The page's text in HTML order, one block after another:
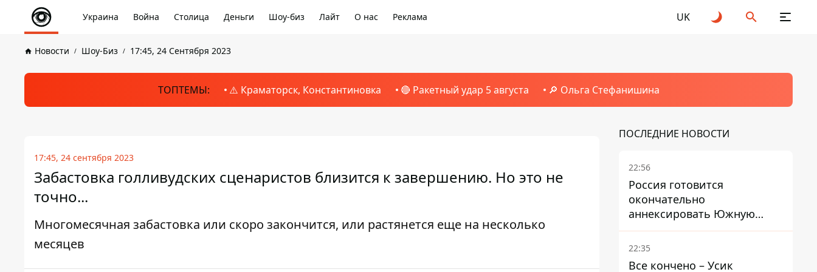
Украина Война Столица Деньги Шоу-биз Лайт О нас Реклама UK
Новости Шоу-Биз 17:45, 24 Сентября 2023
ТОПТЕМЫ: ⚠️ Краматорск, Константиновка 🔴 Ракетный удар 5 августа 🔎 Ольга Стефанишина
17:45, 24 сентября 2023
Забастовка голливудских сценаристов близится к завершению. Но это не
точно...
Многомесячная забастовка или скоро закончится, или растянется еще на несколько
месяцев
ПОСЛЕДНИЕ НОВОСТИ
22:56
Россия готовится
окончательно
аннексировать Южную
Осетию – страны НАТО
обеспокоены
22:35
Все кончено – Усик